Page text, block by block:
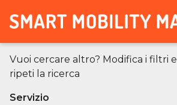
Vuoi cercare altro? Modifica i filtri e
ripeti la ricerca
Servizio